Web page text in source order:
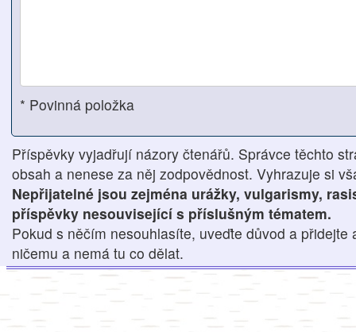
* Povinná položka
Příspěvky vyjadřují názory čtenářů. Správce těchto
obsah a nenese za něj zodpovědnost. Vyhrazuje si
Nepřijatelné jsou zejména urážky, vulgarismy,
příspěvky nesouvisející s příslušným tématem.
Pokud s něčím nesouhlasíte, uveďte důvod a přidejte
ničemu a nemá tu co dělat.